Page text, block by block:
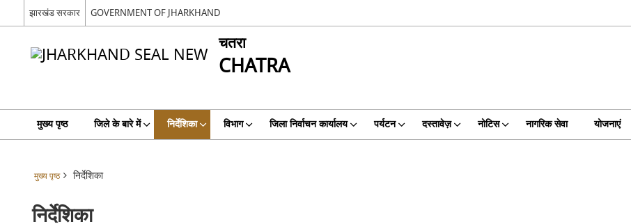
झारखंड सरकार GOVERNMENT OF JHARKHAND
चतरा
CHATRA
मुख्य पृष्ठ जिले के बारे में निर्देशिका विभाग जिला निर्वाचन कार्यालय पर्यटन दस्तावेज़ नोटिस नागरिक सेवा योजनाएं
मुख्य पृष्ठ निर्देशिका
निर्देशिका